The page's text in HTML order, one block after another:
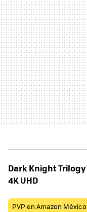
Dark Knight
4K UHD
PVP en Amazon